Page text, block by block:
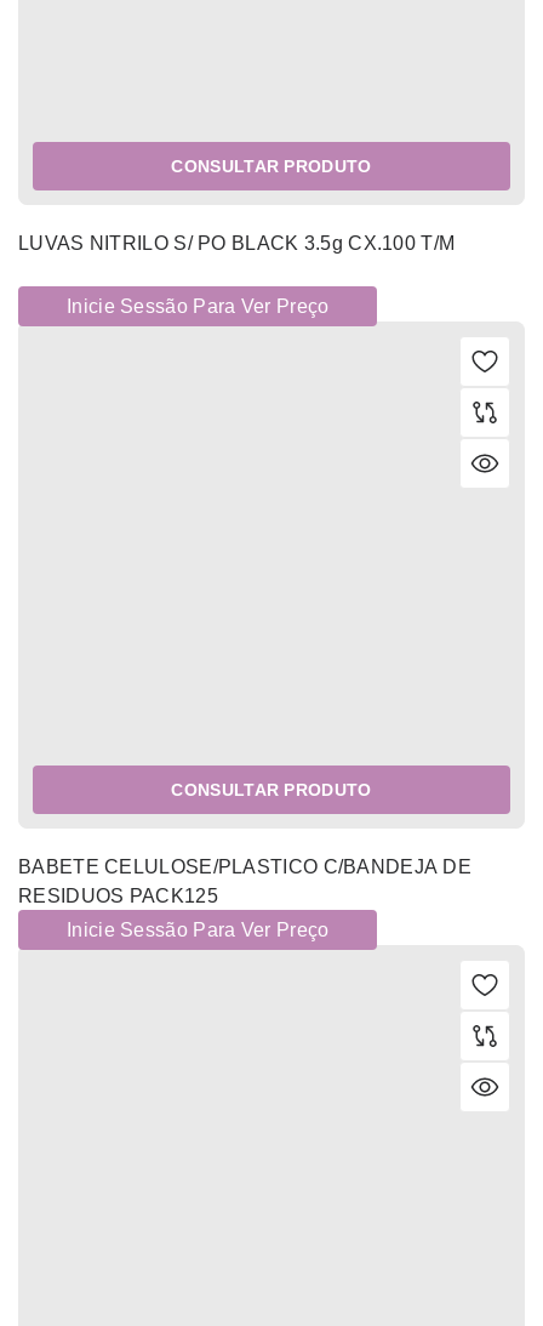
CONSULTAR PRODUTO
LUVAS NITRILO S/ PO BLACK 3.5g CX.100 T/M
Inicie Sessão Para Ver Preço
CONSULTAR PRODUTO
BABETE CELULOSE/PLASTICO C/BANDEJA DE
RESIDUOS PACK125
Inicie Sessão Para Ver Preço